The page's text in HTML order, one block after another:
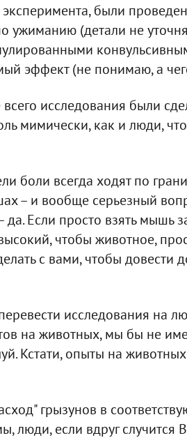
были
ужиманию (детали не
эффект (не понимаю, а
всего исследования были
мимически, как и люди,
боли всегда ходят по
– и вообще серьезный
Если просто взять мышь
чтобы животное,
с вами, чтобы довести
исследования на
на животных, мы бы не
Кстати, опыты на
грызунов в
люди, если вдруг случится